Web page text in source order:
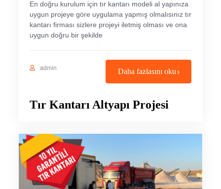
En doğru kurulum için tır kantarı modeli al yapınıza
uygun projeye göre uygulama yapmış olmalısınız tır
kantarı firması sizlere projeyi iletmiş olması ve ona
uygun doğru bir şekilde
admin Daha fazlasını oku
Tır Kantarı Altyapı Projesi